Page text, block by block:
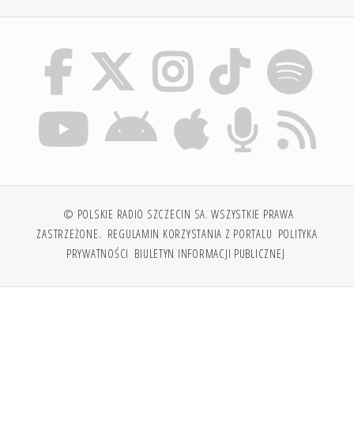
© POLSKIE RADIO SZCZECIN SA. WSZYSTKIE PRAWA
ZASTRZEŻONE. REGULAMIN KORZYSTANIA Z PORTALU POLITYKA
PRYWATNOŚCI BIULETYN INFORMACJI PUBLICZNEJ